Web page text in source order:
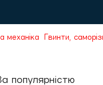
механіка Гвинти,
популярністю